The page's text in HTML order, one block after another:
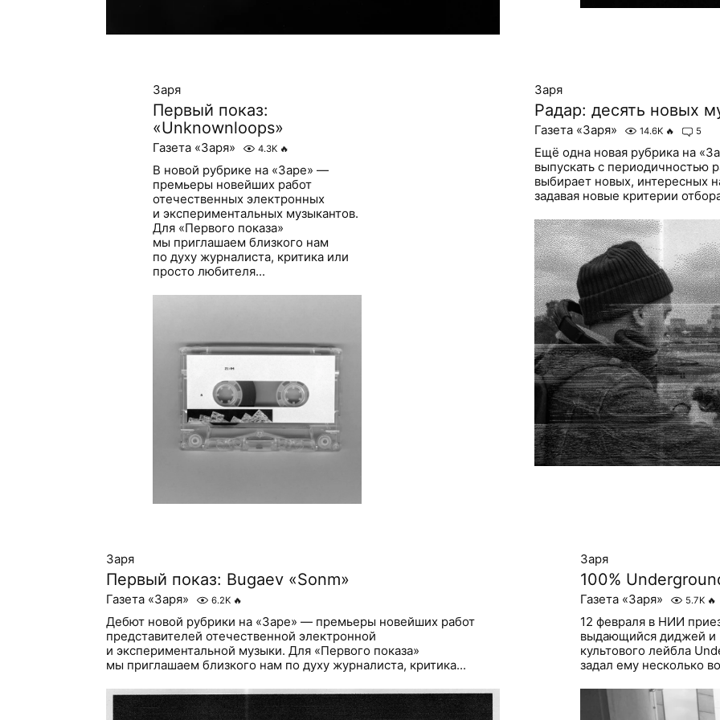
Заря
Первый показ:
«Unknownloops»
Газета «Заря» 4.3K 🔥
В новой рубрике на «Заре» —
премьеры новейших работ
отечественных электронных
и экспериментальных музыкантов.
Для «Первого показа»
мы приглашаем близкого нам
по духу журналиста, критика или
просто любителя...
Заря
Радар: десять новых
Газета «Заря» 14.6K 🔥 5
Ещё одна новая рубрика на
выпускать с периодичностью
выбирает новых, интересных
задавая новые критерии
Заря
Первый показ: Bugaev «Sonm»
Газета «Заря» 6.2K 🔥
Дебют новой рубрики на «Заре» — премьеры новейших работ
представителей отечественной электронной
и экспериментальной музыки. Для «Первого показа»
мы приглашаем близкого нам по духу журналиста, критика...
Заря
100%
Газета «Заря» 5.7K 🔥
12 февраля в НИИ
выдающийся диджей и
культового лейбла
задал ему несколько